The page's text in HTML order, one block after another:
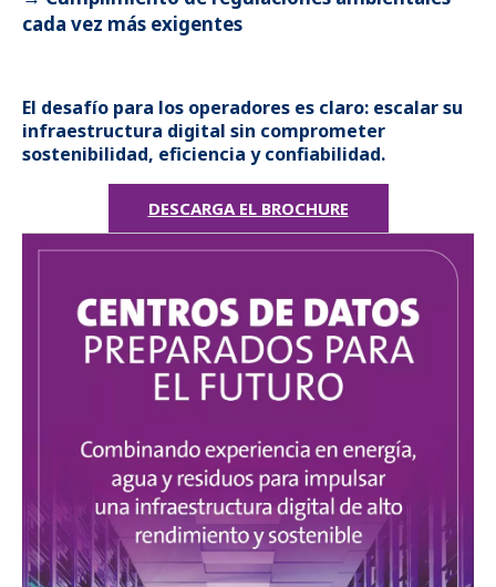
cada vez más exigentes
El desafío para los operadores es claro: escalar su
infraestructura digital sin comprometer
sostenibilidad, eficiencia y confiabilidad.
DESCARGA EL BROCHURE